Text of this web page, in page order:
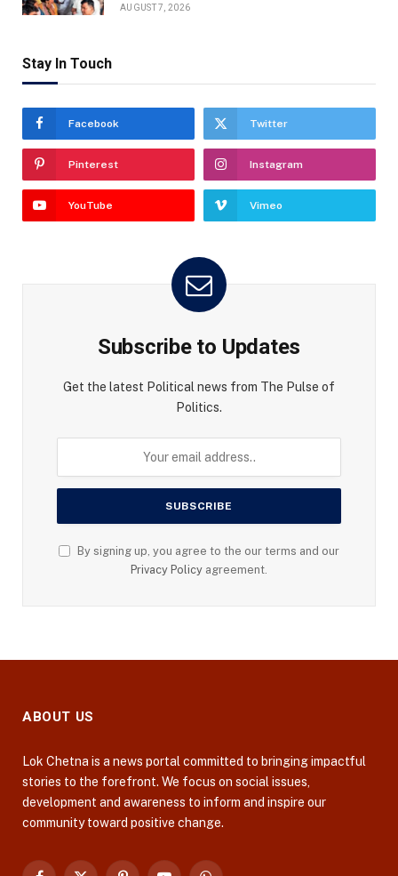
AUGUST 7, 2026
Stay In Touch
Facebook Twitter
Pinterest Instagram
YouTube Vimeo
Subscribe to Updates
Get the latest Political news from The Pulse of
Politics.
By signing up, you agree to the our terms and our
Privacy Policy agreement.
ABOUT US
Lok Chetna is a news portal committed to bringing impactful
stories to the forefront. We focus on social issues,
development and awareness to inform and inspire our
community toward positive change.